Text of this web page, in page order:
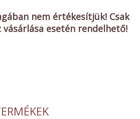
nem értékesítjük! Csak
esetén rendelhető!